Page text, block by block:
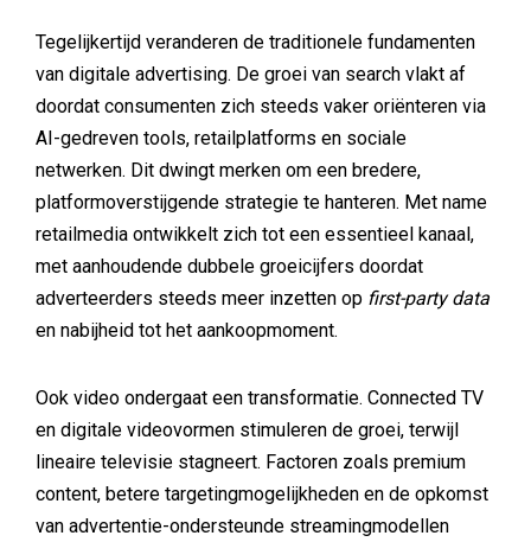
Tegelijkertijd veranderen de traditionele fundamenten
van digitale advertising. De groei van search vlakt af
doordat consumenten zich steeds vaker oriënteren via
AI-gedreven tools, retailplatforms en sociale
netwerken. Dit dwingt merken om een bredere,
platformoverstijgende strategie te hanteren. Met name
retailmedia ontwikkelt zich tot een essentieel kanaal,
met aanhoudende dubbele groeicijfers doordat
adverteerders steeds meer inzetten op first-party data
en nabijheid tot het aankoopmoment.
Ook video ondergaat een transformatie. Connected TV
en digitale videovormen stimuleren de groei, terwijl
lineaire televisie stagneert. Factoren zoals premium
content, betere targetingmogelijkheden en de opkomst
van advertentie-ondersteunde streamingmodellen